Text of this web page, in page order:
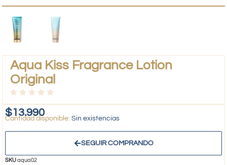
Aqua Kiss Fragrance Lotion
Original
$13.990 Sin existencias
SEGUIR COMPRANDO
SKUaqua02